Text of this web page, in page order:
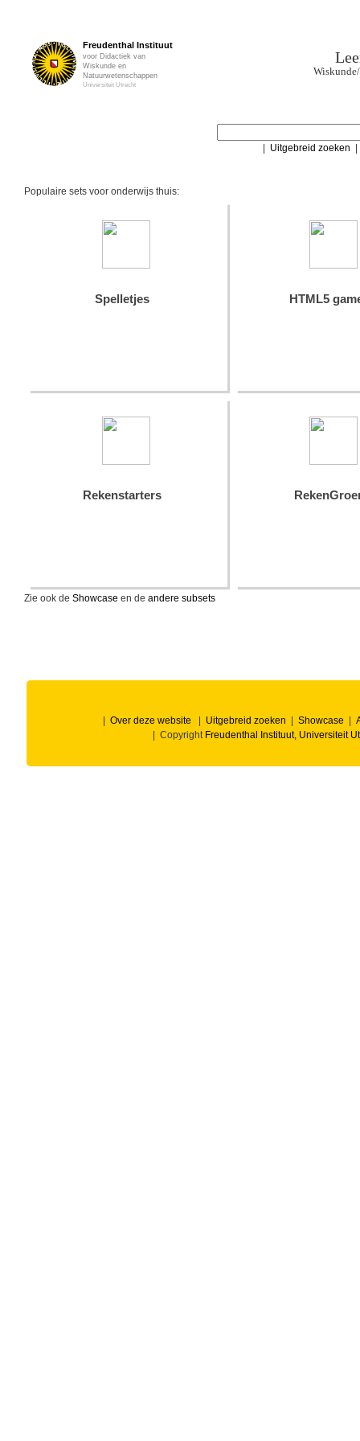
Freudenthal Instituut
voor Didactiek van
Wiskunde en
Natuurwetenschappen
Universiteit Utrecht
Uitgebreid zoeken
Populaire sets voor onderwijs thuis:
Spelletjes HTML5
Rekenstarters
Zie ook de Showcase en de andere subsets
Over deze website Uitgebreid zoeken Showcase
| Copyright Freudenthal Instituut, Universiteit